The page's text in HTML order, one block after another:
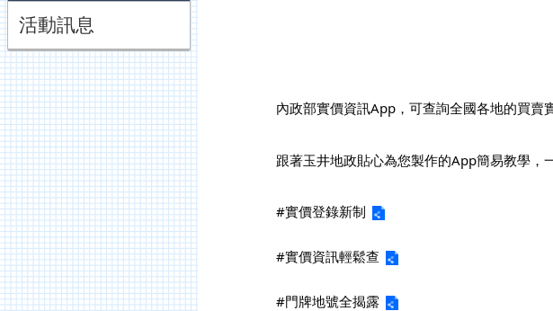
活動訊息
內政部實價資訊App，可查詢全國各地的買
跟著玉井地政貼心為您製作的App簡易教學
#實價登錄新制
#實價資訊輕鬆查
#門牌地號全揭露